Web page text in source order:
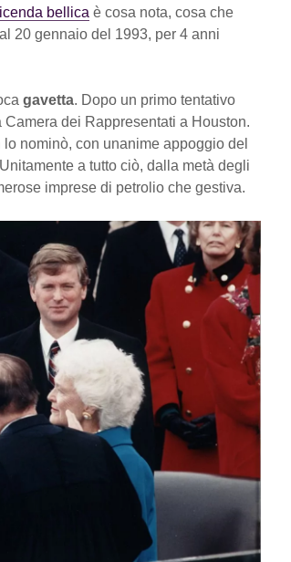
bellica è cosa nota, cosa che
20 gennaio del 1993, per 4 anni
gavetta. Dopo un primo tentativo
dei Rappresentati a Houston.
nominò, con unanime appoggio del
a tutto ciò, dalla metà degli
imprese di petrolio che gestiva.